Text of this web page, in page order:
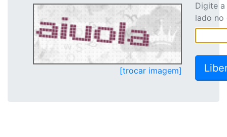
[trocar imagem]
Digite
lado no